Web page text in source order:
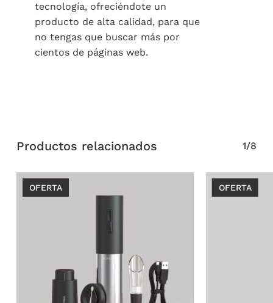
tecnología, ofreciéndote un
producto de alta calidad, para que
no tengas que buscar más por
cientos de páginas web.
Productos relacionados 1/8
OFERTA OFERTA